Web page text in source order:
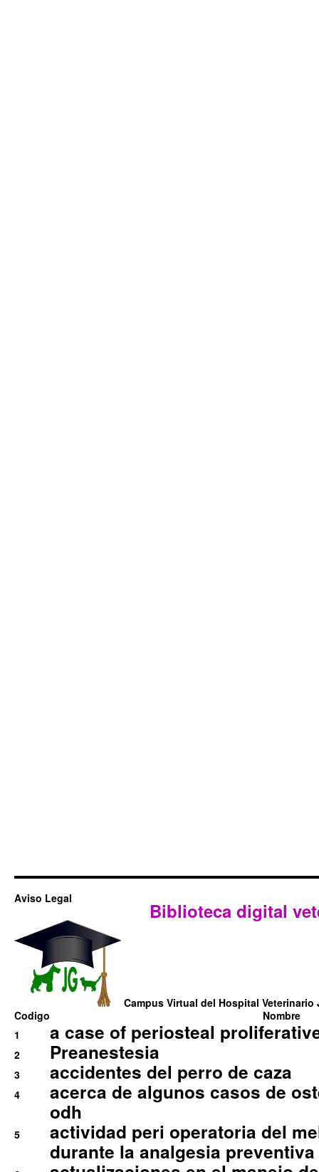
Aviso Legal
Biblioteca digital
Campus Virtual del Hospital Veterinario
Codigo
Nombre
1
a case of periosteal
2 Preanestesia
3 accidentes del perro de caza
4
acerca de algunos casos de
odh
5
actividad peri operatoria del
durante la analgesia